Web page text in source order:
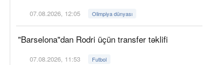
07.08.2026, 12:05 Olimpiya dünyası
"Barselona"dan Rodri üçün transfer təklifi
07.08.2026, 11:53 Futbol